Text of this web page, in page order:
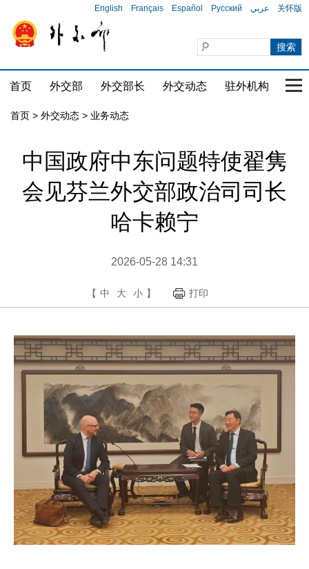
English Français Español Русский عربي 关怀版
首页 外交部 外交部长 外交动态 驻外机构 国
首页 > 外交动态 > 业务动态
中国政府中东问题特使翟隽
会见芬兰外交部政治司司长
哈卡赖宁
2026-05-28 14:31
【 中 大 小 】 打印